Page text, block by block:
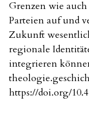
Grenzen wie
Parteien auf und
Zukunft
regionale
integrieren
https://doi.org/